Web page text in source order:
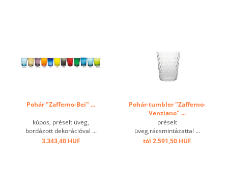
Pohár "Zafferno-Bei" ...
kúpos, préselt üveg,
bordázott dekorációval ...
3.343,40 HUF
Pohár-tumbler "Zafferno-
Venziano" ...
préselt
üveg,rácsmintázattal ...
tól 2.591,50 HUF